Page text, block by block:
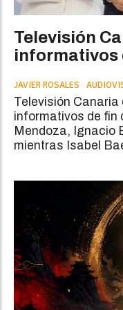
Televisión
informativos
JAVIER ROSALES
Televisión
informativos de fin
Mendoza, Ignacio
mientras Isabel